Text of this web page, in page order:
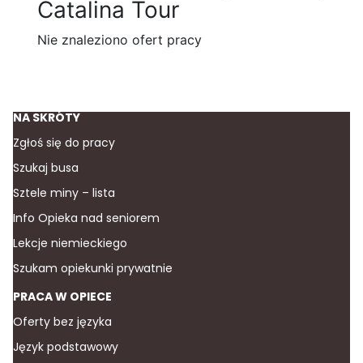
Catalina Tour
Nie znaleziono ofert pracy
NA SKRÓTY
Zgłoś się do pracy
Szukaj busa
Sztele miny – lista
Info Opieka nad seniorem
Lekcje niemieckiego
Szukam opiekunki prywatnie
PRACA W OPIECE
Oferty bez języka
Język podstawowy